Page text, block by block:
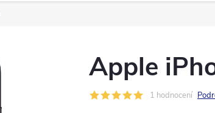
Apple
1 hodnocení